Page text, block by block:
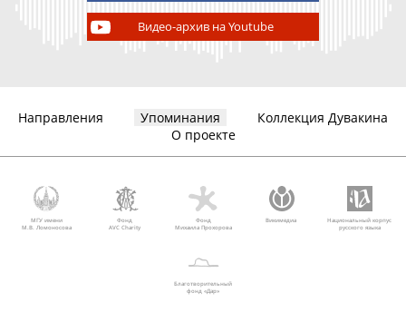
Видео-архив на Youtube
Направления Упоминания
Коллекция Дувакина
О проекте
МГУ имени
М.В. Ломоносова
Фонд
AVC Charity
Фонд
Михаила Прохорова
Викимедиа
Национальный корпус
русского языка
Благотворительный
фонд «Дар»